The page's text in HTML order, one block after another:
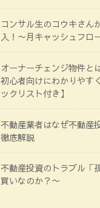
コンサル生のコウキさん
入！〜月キャッシュフロ
オーナーチェンジ物件と
初心者向けにわかりやす
ックリスト付き】
不動産業者はなぜ不動産
徹底解説
不動産投資のトラブル「
買いなのか？〜